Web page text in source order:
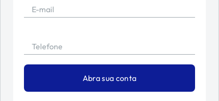
E-mail
Telefone
Abra sua conta